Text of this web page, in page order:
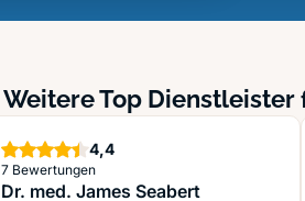
Weitere Top
4,4Sterne
7 Bewertungen
Dr. med. James Seabert